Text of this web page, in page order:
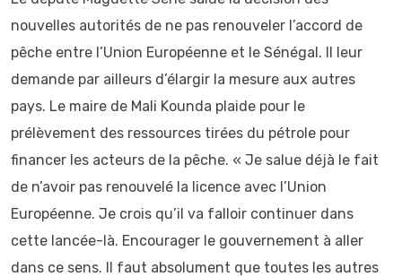
nouvelles autorités de ne pas renouveler l’accord de
pêche entre l’Union Européenne et le Sénégal. Il leur
demande par ailleurs d’élargir la mesure aux autres
pays. Le maire de Mali Kounda plaide pour le
prélèvement des ressources tirées du pétrole pour
financer les acteurs de la pêche. « Je salue déjà le fait
de n’avoir pas renouvelé la licence avec l’Union
Européenne. Je crois qu’il va falloir continuer dans
cette lancée-là. Encourager le gouvernement à aller
dans ce sens. Il faut absolument que toutes les autres